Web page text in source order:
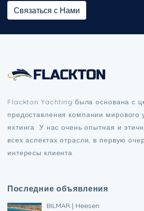
Связаться с Нами
Flackton Yachting была основана с
предоставления компании мирового
яхтинга. У нас очень опытная и
всех аспектах отрасли, в первую
интересы клиента.
Последние объявления
BILMAR | Heesen